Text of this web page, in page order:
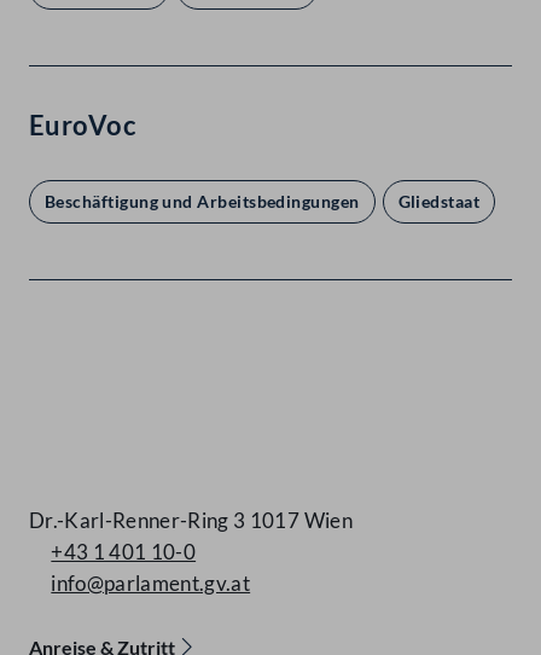
EuroVoc
Beschäftigung und Arbeitsbedingungen Gliedstaat
Dr.-Karl-Renner-Ring 3 1017 Wien
+43 1 401 10-0
info@parlament.gv.at
Anreise & Zutritt